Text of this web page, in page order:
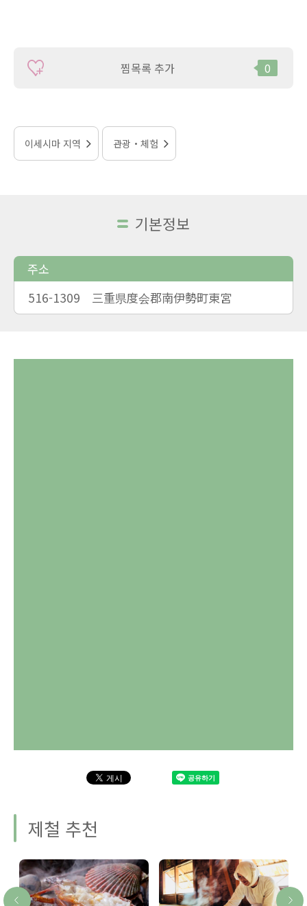
찜목록 추가 0
이세시마 지역 관광・체험
기본정보
주소
516-1309 三重県度会郡南伊勢町東宮
제철 추천